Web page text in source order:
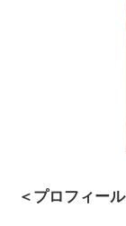
＜プロフィール